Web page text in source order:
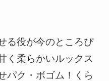
る役が今のところぴ
く柔らかいルックス
パク・ボゴム！くら